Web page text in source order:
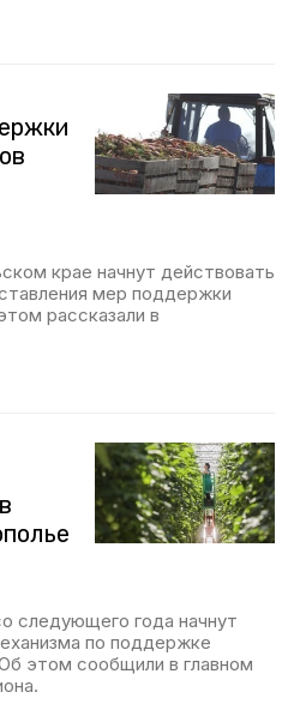
крае начнут действовать
мер поддержки
рассказали в
следующего года начнут
по поддержке
этом сообщили в главном